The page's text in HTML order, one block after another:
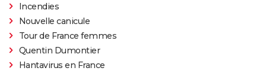
Incendies
Nouvelle canicule
Tour de France femmes
Quentin Dumontier
Hantavirus en France